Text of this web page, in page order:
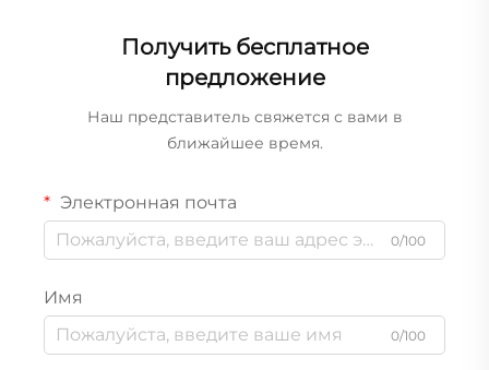
Получить бесплатное
предложение
Наш представитель свяжется с вами в
ближайшее время.
Электронная почта
0/100
Имя
0/100